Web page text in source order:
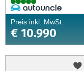
Preis inkl. MwSt.
€ 10.990